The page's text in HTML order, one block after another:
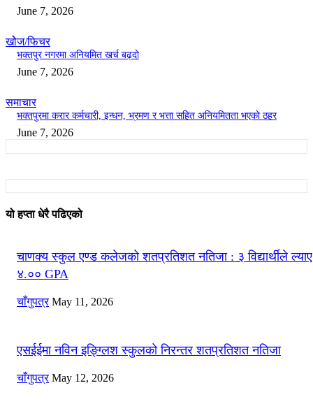
June 7, 2026
खोेज/फिचर
भक्तपुर नगरमा अनियमित खर्च बढ्दाे
June 7, 2026
समाचार
भक्तपुरमा करार कर्मचारी, इन्धन, भ्रमण र भत्ता सहित अनियमितता भएकाे ठहर
June 7, 2026
यो हप्ता धेरै पढिएको
चाणक्य स्कुल एण्ड कलेजको शतप्रतिशत नतिजा : ३ विद्यार्थीले ल्याए
४.०० GPA
चाँगुपत्र May 11, 2026
एसईईमा नविन इङ्ग्लिश स्कुलको निरन्तर शतप्रतिशत नतिजा
चाँगुपत्र May 12, 2026